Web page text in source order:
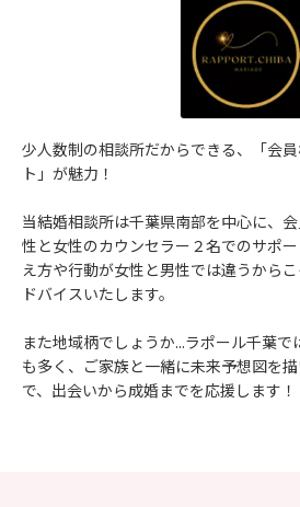
少人数制の相談所だからできる、「会
ト」が魅力！
当結婚相談所は千葉県南部を中心に、
性と女性のカウンセラー２名でのサポ
え方や行動が女性と男性では違うから
ドバイスいたします。
また地域柄でしょうか...ラポール千葉
も多く、ご家族と一緒に未来予想図を
で、出会いから成婚までを応援します！